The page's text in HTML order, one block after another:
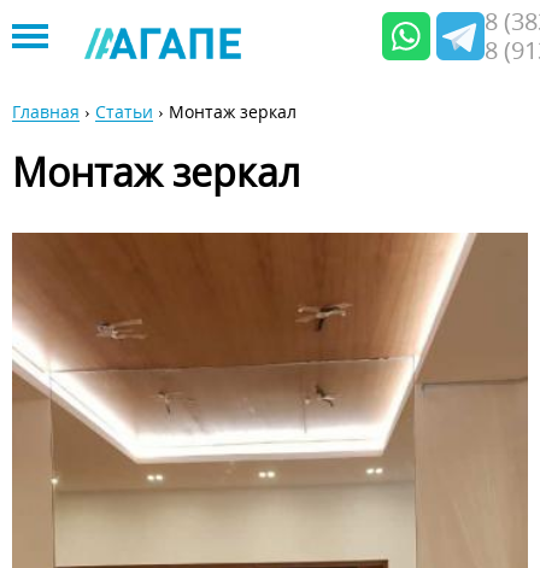
to
8
8
Вы
здесь
Главная › Статьи › Монтаж зеркал
Монтаж зеркал